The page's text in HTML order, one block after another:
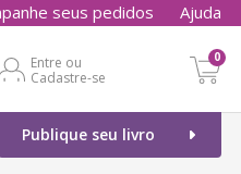
seus pedidos Ajuda
Entre ou
Cadastre-se
0
Publique seu livro